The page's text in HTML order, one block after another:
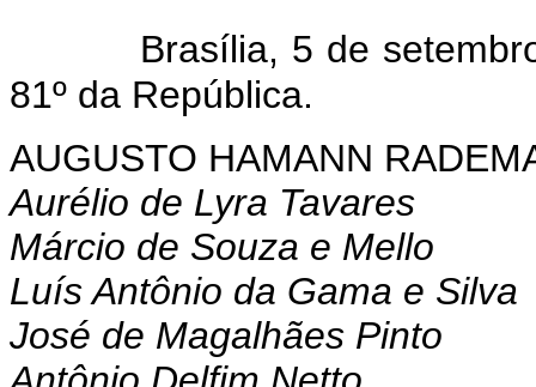
Brasília, 5 de
81º da República.
AUGUSTO HAMANN
Aurélio de Lyra Tavares
Márcio de Souza e Mello
Luís Antônio da Gama e Silva
José de Magalhães Pinto